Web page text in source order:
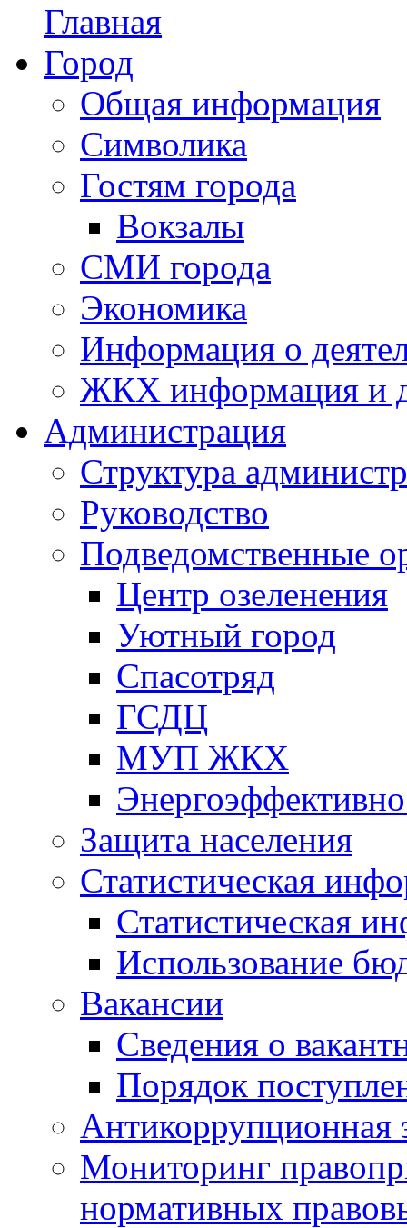
Главная
Город
Общая информация
Символика
Гостям города
Вокзалы
СМИ города
Экономика
Информация о
ЖКХ информация и
Администрация
Структура
Руководство
Подведомственные
Центр озеленения
Уютный город
Спасотряд
ГСДЦ
МУП ЖКХ
Защита населения
Статистическая
Статистическая
Использование
Вакансии
Сведения о
Порядок
Антикоррупционная
Мониторинг
нормативных